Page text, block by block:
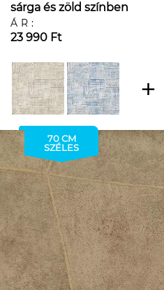
sárga és zöld színben
ÁR:
23 990 Ft
70 CM
SZÉLES